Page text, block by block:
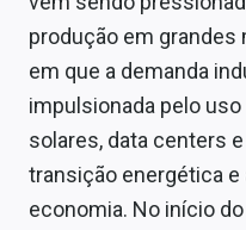
produção em
em que a demanda
impulsionada pelo
solares, data centers
transição energética e
economia. No início